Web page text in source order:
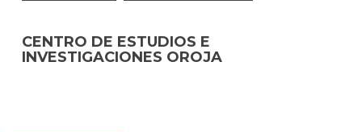
CENTRO DE ESTUDIOS E
INVESTIGACIONES OROJA